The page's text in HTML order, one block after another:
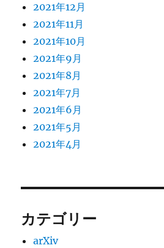
2021年12月
2021年11月
2021年10月
2021年9月
2021年8月
2021年7月
2021年6月
2021年5月
2021年4月
カテゴリー
arXiv